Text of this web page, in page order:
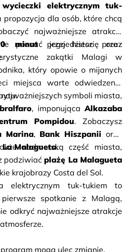
elektrycznym tuk-
propozycja dla osób, które chcą
najważniejsze atrakcje
poznać jego historię oraz
minut przejedziesz przez
zakątki Malagi w
który opowie o mijanych
miejsca warte odwiedzenia
symboli miasta,
, imponująca Alkazaba
Pompidou. Zobaczysz
Marina, Bank Hiszpanii oraz
Malagueta.
nadmorską część miasta,
podziwiać plażę La Malagueta
krajobrazy Costa del Sol.
elektrycznym tuk-tukiem to
spotkanie z Malagą,
odkryć najważniejsze atrakcje
mogą ulec zmianie.